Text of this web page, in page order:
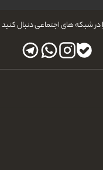
در شبکه های اجتماعی دنبال کنید